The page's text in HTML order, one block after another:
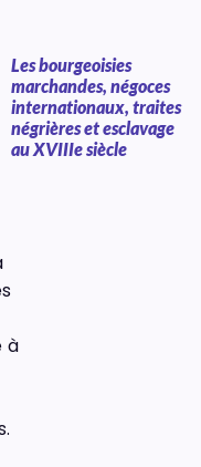
Les bourgeoisies
marchandes, négoces
internationaux, traites
négrières et esclavage
au XVIIIe siècle
à